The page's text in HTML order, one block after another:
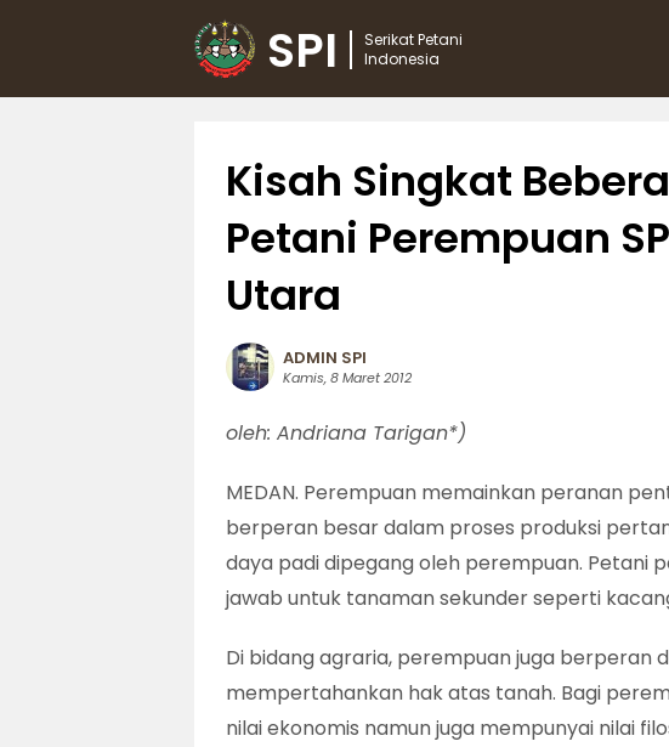
SPI
Serikat Petani
Indonesia
Kisah Singkat
Petani Perempuan
Utara
ADMIN SPI
Kamis, 8 Maret 2012
oleh: Andriana Tarigan*)
MEDAN. Perempuan memainkan peranan
berperan besar dalam proses produksi
daya padi dipegang oleh perempuan. Petani
jawab untuk tanaman sekunder seperti
Di bidang agraria, perempuan juga berperan
mempertahankan hak atas tanah. Bagi
nilai ekonomis namun juga mempunyai nilai